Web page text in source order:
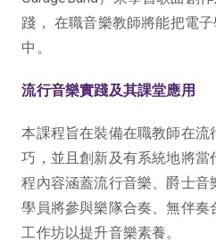
踐， 在職音樂教師將能把電
中。
流行音樂實踐及其課堂應用
本課程旨在裝備在職教師在
巧，並且創新及有系統地將當
程內容涵蓋流行音樂、爵士音
學員將參與樂隊合奏、無伴奏
工作坊以提升音樂素養。